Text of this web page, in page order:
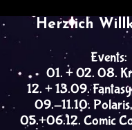
Events:
01. + 02. 08.
12. + 13.09.
09.-11.10.
05.+06.12. Comic
Herzlich